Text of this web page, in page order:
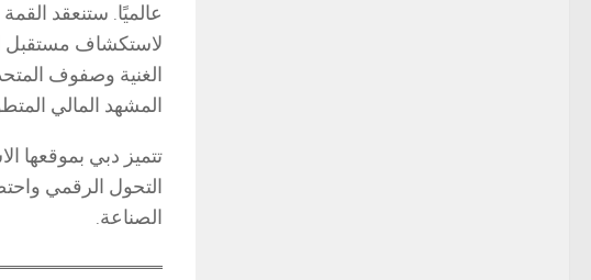
عالميًا. ستنعقد
لاستكشاف مستقبل
المشهد المالي
تتميز دبي بموقعها
التحول الرقمي
الصناعة.